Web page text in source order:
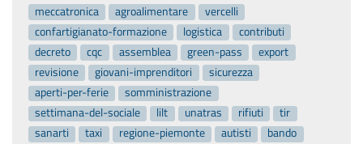
meccatronica
agroalimentare
vercelli
confartigianato-formazione
logistica
contributi
decreto
cqc assemblea green-pass
export
revisione
giovani-imprenditori
sicurezza
aperti-per-ferie
somministrazione
settimana-del-sociale
lilt unatras rifiuti
tir
sanarti
taxi regione-piemonte autisti
bando